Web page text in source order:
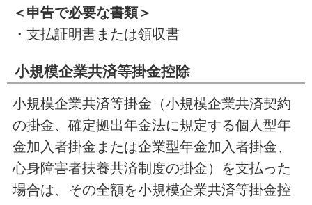
＜申告で必要な書類＞
・支払証明書または領収書
小規模企業共済等掛金控除
小規模企業共済等掛金（小規模企業共済契約
の掛金、確定拠出年金法に規定する個人型年
金加入者掛金または企業型年金加入者掛金、
心身障害者扶養共済制度の掛金）を支払った
場合は、その全額を小規模企業共済等掛金控